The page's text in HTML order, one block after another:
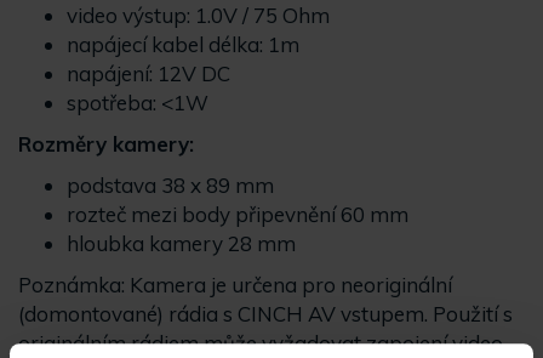
video výstup: 1.0V / 75 Ohm
napájecí kabel délka: 1m
napájení: 12V DC
spotřeba: <1W
Rozměry kamery:
podstava 38 x 89 mm
rozteč mezi body připevnění 60 mm
hloubka kamery 28 mm
Poznámka: Kamera je určena pro neoriginální
(domontované) rádia s CINCH AV vstupem. Použití s
originálním rádiem může vyžadovat zapojení video